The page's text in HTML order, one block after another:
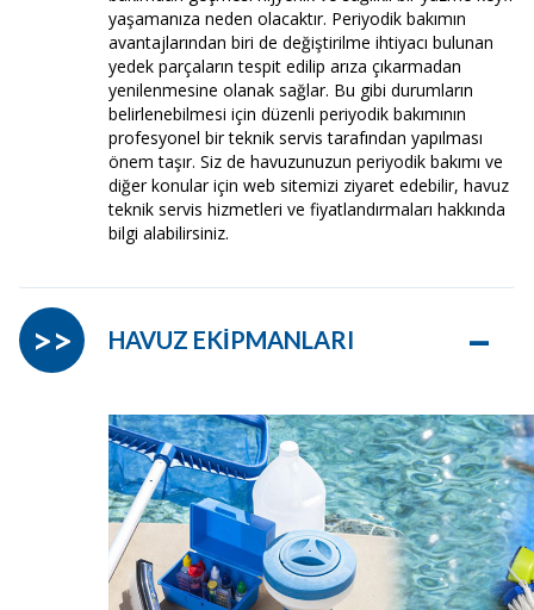
yaşamanıza neden olacaktır. Periyodik bakımın
avantajlarından biri de değiştirilme ihtiyacı bulunan
yedek parçaların tespit edilip arıza çıkarmadan
yenilenmesine olanak sağlar. Bu gibi durumların
belirlenebilmesi için düzenli periyodik bakımının
profesyonel bir teknik servis tarafından yapılması
önem taşır. Siz de havuzunuzun periyodik bakımı ve
diğer konular için web sitemizi ziyaret edebilir, havuz
teknik servis hizmetleri ve fiyatlandırmaları hakkında
bilgi alabilirsiniz.
HAVUZ EKİPMANLARI –
>>